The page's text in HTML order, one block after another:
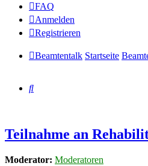
FAQ
Anmelden
Registrieren
Beamtentalk Startseite
Suche
Teilnahme an
Moderator: Moderatoren